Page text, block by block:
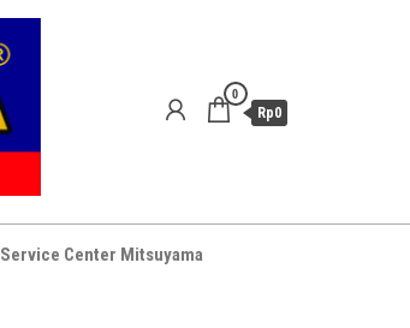
0
Rp0
Service Center Mitsuyama